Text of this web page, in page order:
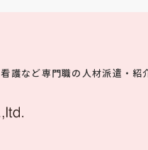
護など専門職の人材派遣・紹